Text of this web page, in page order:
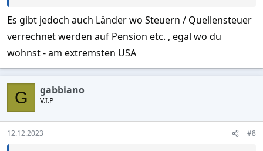
Es gibt jedoch auch Länder wo Steuern / Quellensteuer
verrechnet werden auf Pension etc. , egal wo du
wohnst - am extremsten USA
G gabbiano
V.I.P
12.12.2023 #8